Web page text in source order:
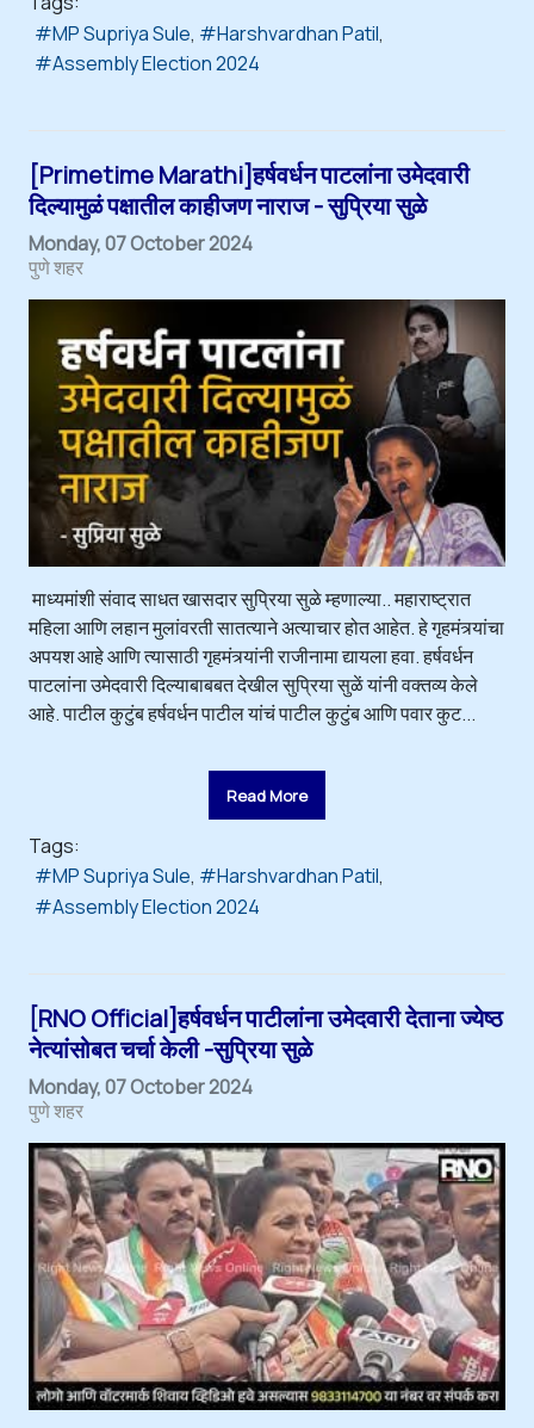
MP Supriya Sule
Harshvardhan Patil
Assembly Election 2024
[Primetime Marathi]हर्षवर्धन पाटलांना उमेदवारी
दिल्यामुळं पक्षातील काहीजण नाराज - सुप्रिया सुळे
Monday, 07 October 2024
पुणे शहर
माध्यमांशी संवाद साधत खासदार सुप्रिया सुळे म्हणाल्या.. महाराष्ट्रात
महिला आणि लहान मुलांवरती सातत्याने अत्याचार होत आहेत. हे गृहमंत्र्यांचा
अपयश आहे आणि त्यासाठी गृहमंत्र्यांनी राजीनामा द्यायला हवा. हर्षवर्धन
पाटलांना उमेदवारी दिल्याबाबबत देखील सुप्रिया सुळें यांनी वक्तव्य केले
आहे. पाटील कुटुंब हर्षवर्धन पाटील यांचं पाटील कुटुंब आणि पवार कुट...
Read More
Tags:
MP Supriya Sule
Harshvardhan Patil
Assembly Election 2024
[RNO Official]हर्षवर्धन पाटीलांना उमेदवारी देताना ज्येष्ठ
नेत्यांसोबत चर्चा केली -सुप्रिया सुळे
Monday, 07 October 2024
पुणे शहर